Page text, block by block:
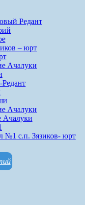
Редант
– юрт
Ачалуки
Ачалуки
Ачалуки
№1 с.п. Зязиков- юрт